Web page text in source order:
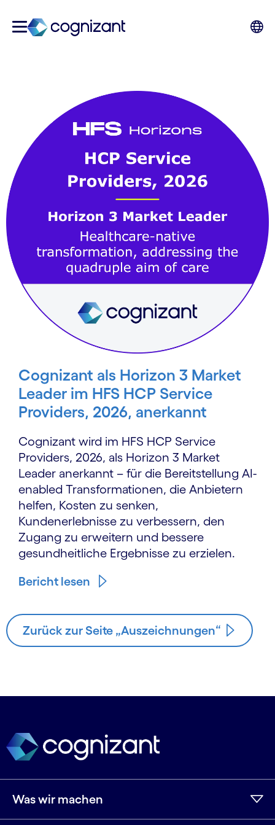
Cognizant als Horizon 3 Market
Leader im HFS HCP Service
Providers, 2026, anerkannt
Cognizant wird im HFS HCP Service
Providers, 2026, als Horizon 3 Market
Leader anerkannt – für die Bereitstellung AI-
enabled Transformationen, die Anbietern
helfen, Kosten zu senken,
Kundenerlebnisse zu verbessern, den
Zugang zu erweitern und bessere
gesundheitliche Ergebnisse zu erzielen.
Bericht lesen
Zurück zur Seite „Auszeichnungen“
Was wir machen